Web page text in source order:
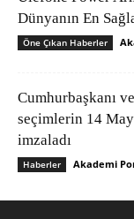
Dünyanın En
Öne Çıkan Haberler
Cumhurbaşkanı
seçimlerin 14
imzaladı
Haberler Akademi